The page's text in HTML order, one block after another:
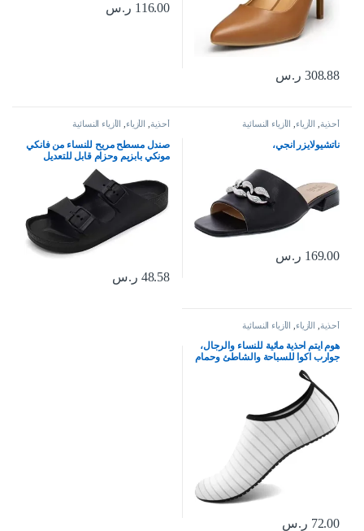
308.88 ر.س
116.00 ر.س
أحذية الأزياء الأزياء النسائية
ناتشيولايزر انجي،
169.00 ر.س
أحذية الأزياء الأزياء النسائية
صندل مسطح مريح للنساء من فانكي
مونكي بابزيم وحزام قابل للتعديل
48.58 ر.س
أحذية الأزياء الأزياء النسائية
هوم ايتم احذية مائية للنساء والرجال،
جوارب اكوا للسباحة والشاطئ وحمام
السباحة والنهر سهلة الارتداء وسريعة
الجفاف للعطلات والرحلات البحرية
من ملحقات اساسيات اليوجا والكاياك
72.00 ر.س